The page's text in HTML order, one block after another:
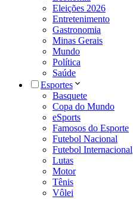
Eleições 2026
Entretenimento
Gastronomia
Minas Gerais
Mundo
Política
Saúde
Esportes
Basquete
Copa do Mundo
eSports
Famosos do Esporte
Futebol Nacional
Futebol Internacional
Lutas
Motor
Tênis
Vôlei